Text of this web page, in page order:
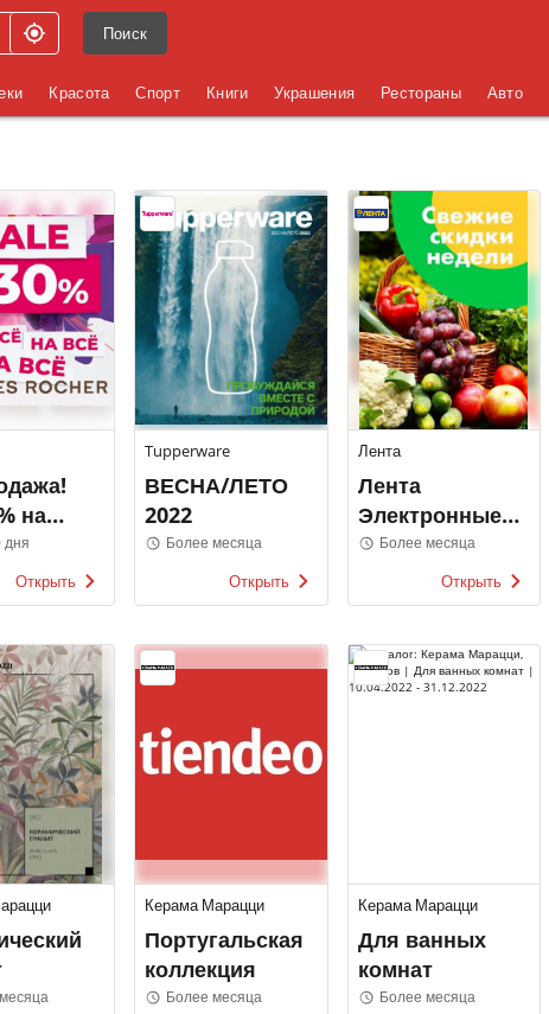
Поиск
Красота Спорт Книги Украшения Рестораны Авто
на
Роше
Открыть
Tupperware
ВЕСНА/ЛЕТО
2022
Более месяца
Открыть
Лента
Лента
Электронные
каталоги
Более месяца
Открыть
Керама Марацци
Португальская
коллекция
Более месяца
Керама Марацци
Для ванных
комнат
Более месяца